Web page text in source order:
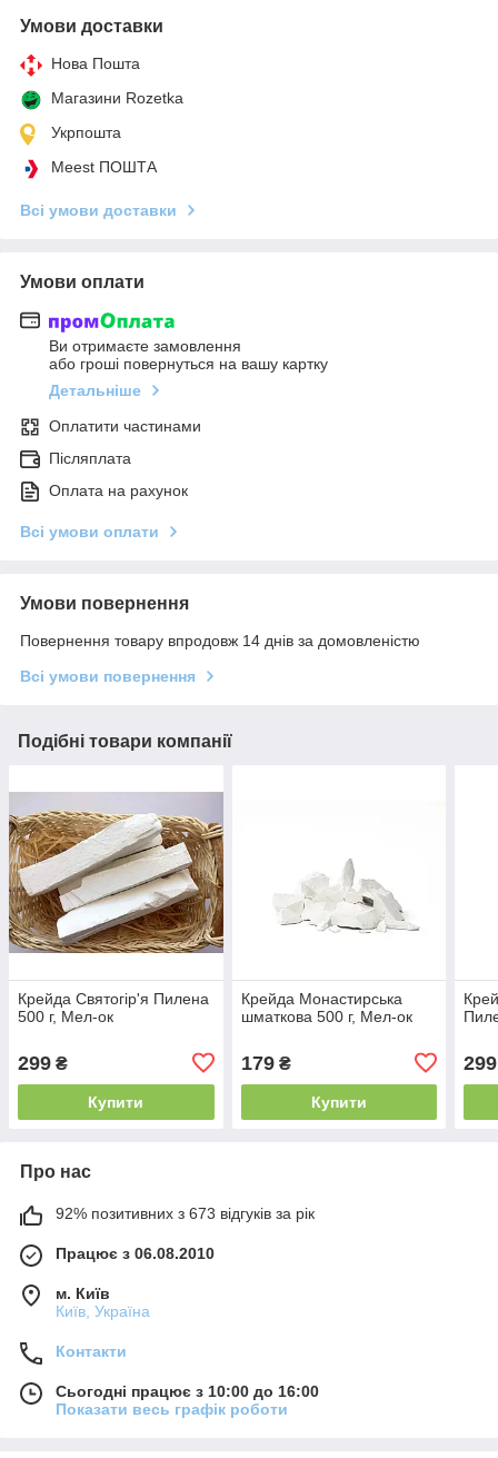
Умови доставки
Нова Пошта
Магазини Rozetka
Укрпошта
Meest ПОШТА
Всі умови доставки
Умови оплати
Ви отримаєте замовлення
або гроші повернуться на вашу картку
Детальніше
Оплатити частинами
Післяплата
Оплата на рахунок
Всі умови оплати
Умови повернення
Повернення товару впродовж 14 днів за домовленістю
Всі умови повернення
Подібні товари компанії
Крейда Святогір'я Пилена
500 г, Мел-ок
299 ₴
Купити
Крейда Монастирська
шматкова 500 г, Мел-ок
179₴
Купити
299
Про нас
92% позитивних з 673 відгуків за рік
Працює з 06.08.2010
м. Київ
Київ, Україна
Контакти
Сьогодні працює з 10:00 до 16:00
Показати весь графік роботи